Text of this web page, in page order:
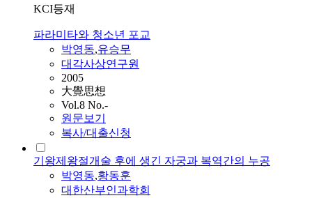
KCI등재
파라미타와 청소년 포교
박영동,유승무
대각사상연구원
2005
大覺思想
Vol.8 No.-
원문보기
복사/대출신청
기왕제왕절개술 후에 생긴 자궁과 복역간의 누공
박영동,황동훈
대한산부인과학회